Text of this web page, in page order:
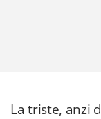
La triste, anzi